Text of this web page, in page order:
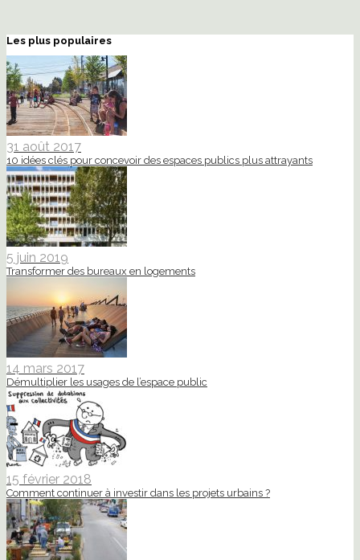
Les plus populaires
31 août 2017
10 idées clés pour concevoir des espaces publics plus attrayants
5 juin 2019
Transformer des bureaux en logements
14 mars 2017
Démultiplier les usages de l’espace public
15 février 2018
Comment continuer à investir dans les projets urbains ?